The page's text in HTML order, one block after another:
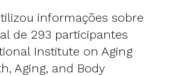
informações sobre
de 293 participantes
Institute on Aging
Aging, and Body